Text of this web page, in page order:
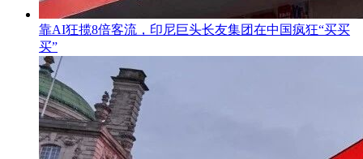
靠AI狂揽8倍客流，印尼巨头长友集团在中国疯狂“买买
买”